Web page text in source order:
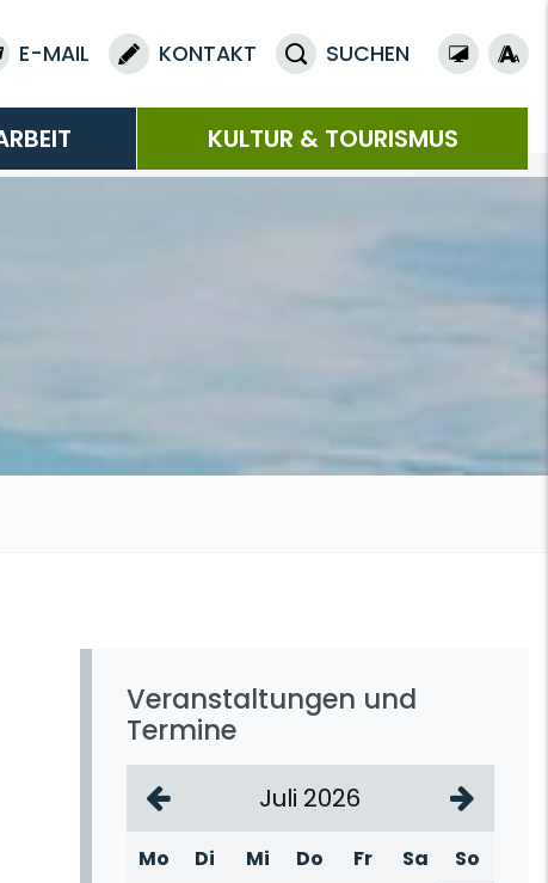
E-MAIL KONTAKT SUCHEN
KULTUR & TOURISMUS
Veranstaltungen und
Termine
Juli 2026
Mo Di Mi Do Fr Sa
So